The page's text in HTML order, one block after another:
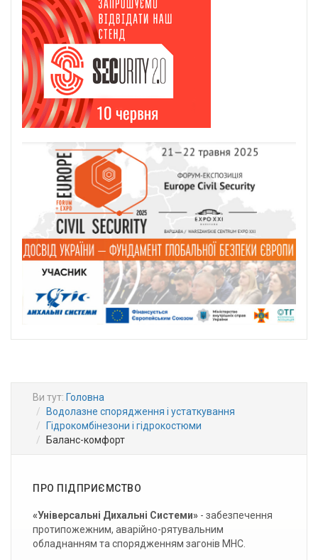
Ви тут: Головна
Водолазне спорядження і устаткування
Гідрокомбінезони і гідрокостюми
Баланс-комфорт
ПРО ПІДПРИЄМСТВО
«Універсальні Дихальні Системи» - забезпечення
протипожежним, аварійно-рятувальним
обладнанням та спорядженням загонів МНС.